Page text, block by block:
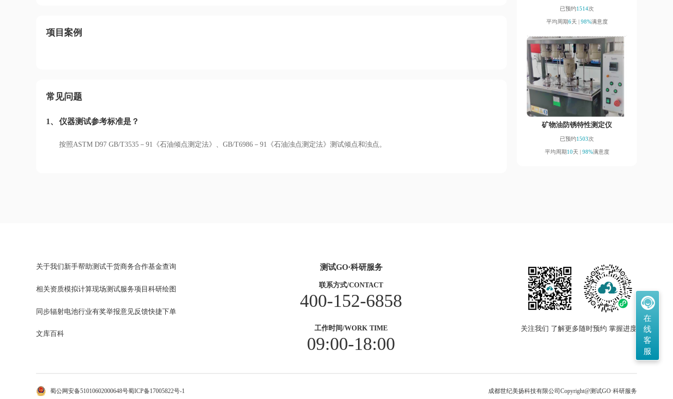
项目案例
常见问题
1、 仪器测试参考标准是？
按照ASTM D97 GB/T3535－91《石油倾点测定法》、GB/T6986－91《石油浊点测定法》测试倾点和浊点。
已预约1514次
平均周期6天 | 98%满意度
矿物油防锈特性测定仪
已预约1503次
平均周期10天 | 98%满意度
关于我们 新手帮助测试干货商务合作基金查询
相关资质模拟计算现场测试服务项目 科研绘图
同步辐射电池行业有奖举报意见反馈快捷下单
文库百科
测试GO·科研服务
联系方式/CONTACT
400-152-6858
工作时间/WORK TIME
09:00-18:00
关注我们 了解更多 随时预约 掌握进度
蜀公网安备51010602000648号蜀ICP备17005822号-1 成都世纪美扬科技有限公司 Copyright@测试GO·科研服务
在
线
客
服